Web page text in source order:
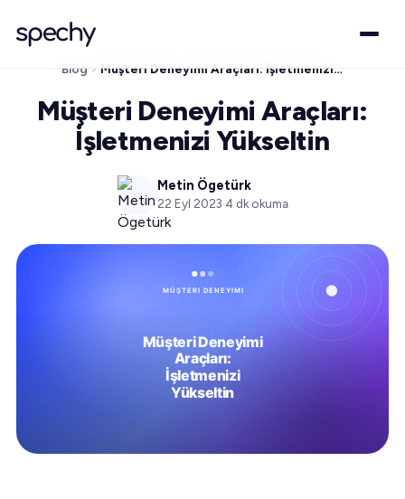
Blog Müşteri Deneyimi Araçları: İşletmenizi Yükseltin
Müşteri Deneyimi Araçları:
İşletmenizi Yükseltin
Metin Ögetürk
22 Eyl 2023·4 dk okuma